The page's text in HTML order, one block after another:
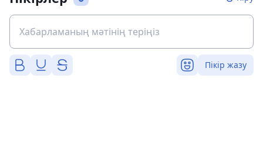
Пікір жазу